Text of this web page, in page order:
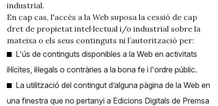
industrial.
En cap cas, l'accés a la Web suposa la cessió de cap
dret de propietat intel·lectual i/o industrial sobre la
mateixa o els seus continguts ni l’autorització per:
L'ús de continguts disponibles a la Web en activitats
il·lícites, il·legals o contràries a la bona fe i l'ordre públic.
La utilització del contingut d’alguna pàgina de la Web en
una finestra que no pertanyi a Edicions Digitals de Premsa